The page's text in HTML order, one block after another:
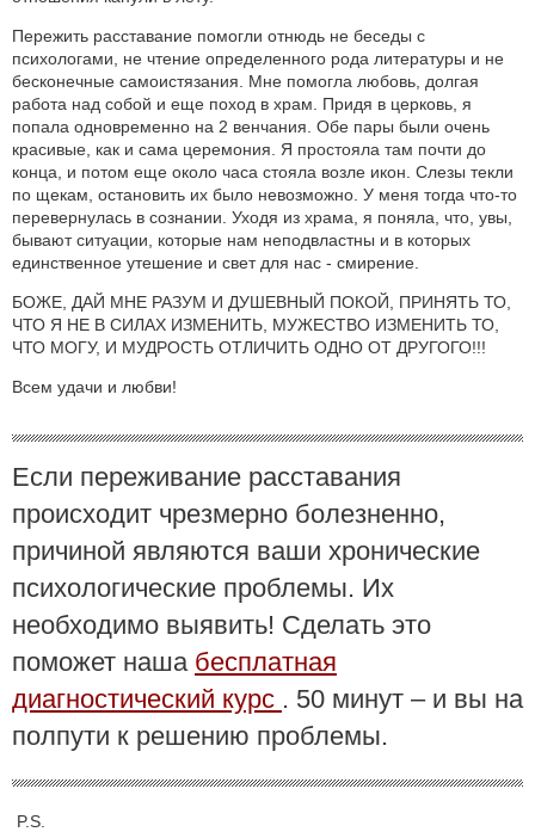
Пережить расставание помогли отнюдь не беседы с
психологами, не чтение определенного рода литературы и не
бесконечные самоистязания. Мне помогла любовь, долгая
работа над собой и еще поход в храм. Придя в церковь, я
попала одновременно на 2 венчания. Обе пары были очень
красивые, как и сама церемония. Я простояла там почти до
конца, и потом еще около часа стояла возле икон. Слезы текли
по щекам, остановить их было невозможно. У меня тогда что-то
перевернулась в сознании. Уходя из храма, я поняла, что, увы,
бывают ситуации, которые нам неподвластны и в которых
единственное утешение и свет для нас - смирение.
БОЖЕ, ДАЙ МНЕ РАЗУМ И ДУШЕВНЫЙ ПОКОЙ, ПРИНЯТЬ ТО,
ЧТО Я НЕ В СИЛАХ ИЗМЕНИТЬ, МУЖЕСТВО ИЗМЕНИТЬ ТО,
ЧТО МОГУ, И МУДРОСТЬ ОТЛИЧИТЬ ОДНО ОТ ДРУГОГО!!!
Всем удачи и любви!
Если переживание расставания
происходит чрезмерно болезненно,
причиной являются ваши хронические
психологические проблемы. Их
необходимо выявить! Сделать это
поможет наша бесплатная
диагностический курс . 50 минут – и вы на
полпути к решению проблемы.
P.S.